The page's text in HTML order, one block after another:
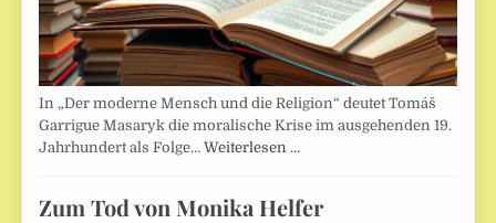
In „Der moderne Mensch und die Religion“ deutet Tomáš
Garrigue Masaryk die moralische Krise im ausgehenden 19.
Jahrhundert als Folge…Weiterlesen …
Zum Tod von Monika Helfer